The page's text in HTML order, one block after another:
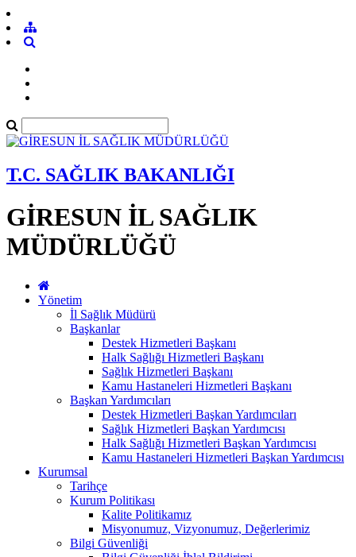
T.C. SAĞLIK BAKANLIĞI
GİRESUN İL SAĞLIK
MÜDÜRLÜĞÜ
Yönetim
İl Sağlık Müdürü
Başkanlar
Destek Hizmetleri Başkanı
Halk Sağlığı Hizmetleri Başkanı
Sağlık Hizmetleri Başkanı
Kamu Hastaneleri Hizmetleri Başkanı
Başkan Yardımcıları
Destek Hizmetleri Başkan Yardımcıları
Sağlık Hizmetleri Başkan Yardımcısı
Halk Sağlığı Hizmetleri Başkan Yardımcısı
Kamu Hastaneleri Hizmetleri Başkan Yardımcısı
Kurumsal
Tarihçe
Kurum Politikası
Kalite Politikamız
Misyonumuz, Vizyonumuz, Değerlerimiz
Bilgi Güvenliği